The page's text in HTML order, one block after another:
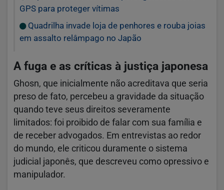
GPS para proteger vítimas
Quadrilha invade loja de penhores e rouba joias
em assalto relâmpago no Japão
A fuga e as críticas à justiça japonesa
Ghosn, que inicialmente não acreditava que seria
preso de fato, percebeu a gravidade da situação
quando teve seus direitos severamente
limitados: foi proibido de falar com sua família e
de receber advogados. Em entrevistas ao redor
do mundo, ele criticou duramente o sistema
judicial japonês, que descreveu como opressivo e
manipulador.